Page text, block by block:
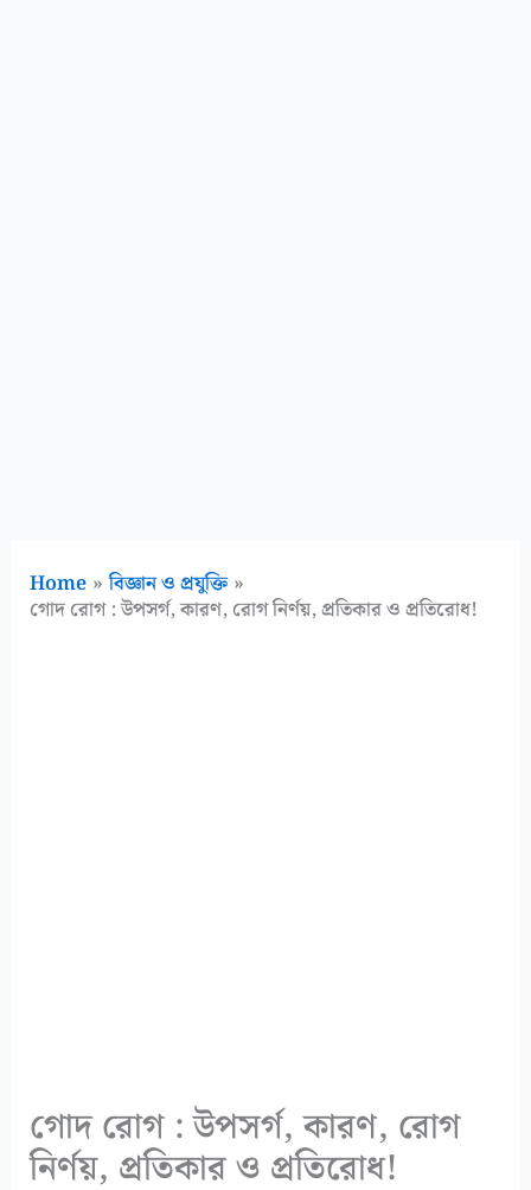
Home
বিজ্ঞান ও প্রযুক্তি
গোদ রোগ : উপসর্গ, কারণ, রোগ নির্ণয়, প্রতিকার ও প্রতিরোধ!
গোদ রোগ : উপসর্গ, কারণ, রোগ
নির্ণয়, প্রতিকার ও প্রতিরোধ!